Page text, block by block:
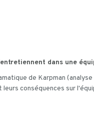
dans une
de Karpman
conséquences sur